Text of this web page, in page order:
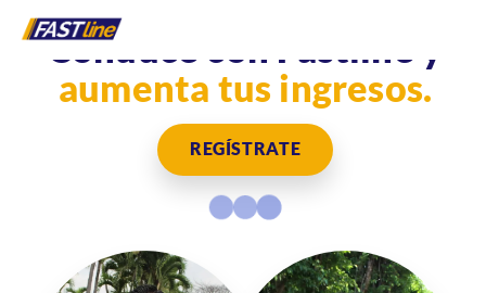
Conduce con Fastline y
aumenta tus ingresos.
REGÍSTRATE